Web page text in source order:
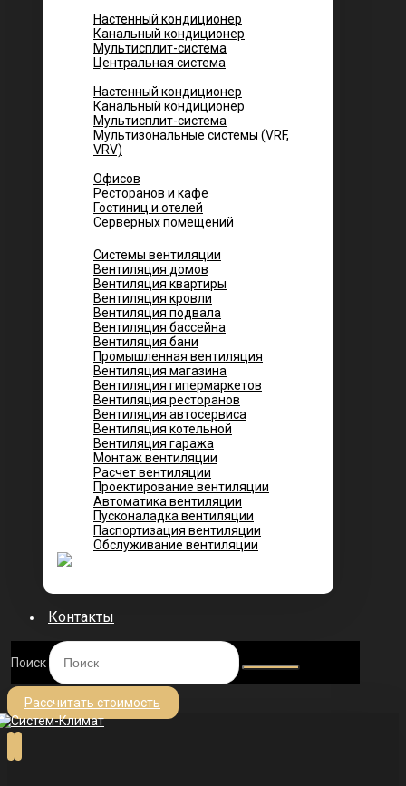
Настенный кондиционер
Канальный кондиционер
Мультисплит-система
Центральная система
Настенный кондиционер
Канальный кондиционер
Мультисплит-система
Мультизональные системы (VRF,
VRV)
Офисов
Ресторанов и кафе
Гостиниц и отелей
Серверных помещений
Системы вентиляции
Вентиляция домов
Вентиляция квартиры
Вентиляция кровли
Вентиляция подвала
Вентиляция бассейна
Вентиляция бани
Промышленная вентиляция
Вентиляция магазина
Вентиляция гипермаркетов
Вентиляция ресторанов
Вентиляция автосервиса
Вентиляция котельной
Вентиляция гаража
Монтаж вентиляции
Расчет вентиляции
Проектирование вентиляции
Автоматика вентиляции
Пусконаладка вентиляции
Паспортизация вентиляции
Обслуживание вентиляции
Контакты
Поиск
Рассчитать стоимость